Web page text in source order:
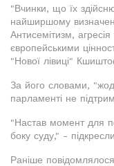
"Вчинки, що їх
найширшому
Антисемітизм,
європейськими
"Нової лівиці"
За його словами,
парламенті не
"Настав момент для
боку суду," -
Раніше